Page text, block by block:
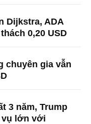
Dijkstra, ADA
0,20 USD
chuyên gia vẫn
3 năm, Trump
vụ lớn với